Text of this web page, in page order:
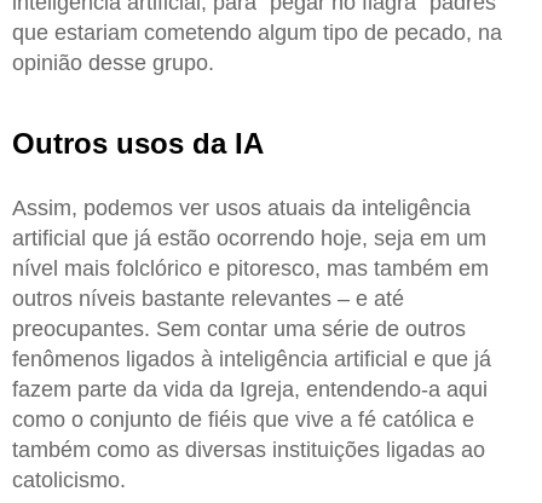
que estariam cometendo algum tipo de pecado, na
opinião desse grupo.
Outros usos da IA
Assim, podemos ver usos atuais da inteligência
artificial que já estão ocorrendo hoje, seja em um
nível mais folclórico e pitoresco, mas também em
outros níveis bastante relevantes – e até
preocupantes. Sem contar uma série de outros
fenômenos ligados à inteligência artificial e que já
fazem parte da vida da Igreja, entendendo-a aqui
como o conjunto de fiéis que vive a fé católica e
também como as diversas instituições ligadas ao
catolicismo.